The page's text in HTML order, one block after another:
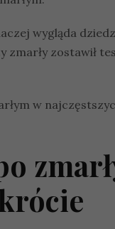
wygląda
zmarły zostawił
w